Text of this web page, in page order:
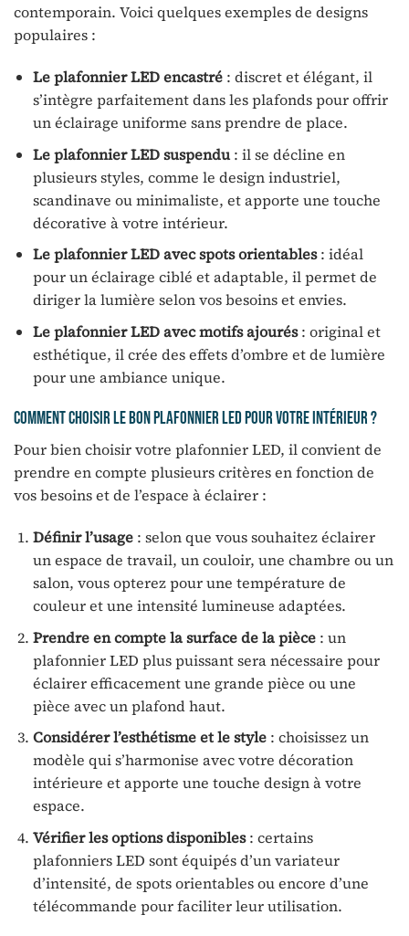
contemporain. Voici quelques exemples de designs
populaires :
Le plafonnier LED encastré: discret et élégant, il
s’intègre parfaitement dans les plafonds pour offrir
un éclairage uniforme sans prendre de place.
Le plafonnier LED suspendu: il se décline en
plusieurs styles, comme le design industriel,
scandinave ou minimaliste, et apporte une touche
décorative à votre intérieur.
Le plafonnier LED avec spots orientables: idéal
pour un éclairage ciblé et adaptable, il permet de
diriger la lumière selon vos besoins et envies.
Le plafonnier LED avec motifs ajourés: original et
esthétique, il crée des effets d’ombre et de lumière
pour une ambiance unique.
Comment choisir le bon plafonnier LED pour votre intérieur ?
Pour bien choisir votre plafonnier LED, il convient de
prendre en compte plusieurs critères en fonction de
vos besoins et de l’espace à éclairer :
Définir l’usage: selon que vous souhaitez éclairer
un espace de travail, un couloir, une chambre ou un
salon, vous opterez pour une température de
couleur et une intensité lumineuse adaptées.
Prendre en compte la surface de la pièce: un
plafonnier LED plus puissant sera nécessaire pour
éclairer efficacement une grande pièce ou une
pièce avec un plafond haut.
Considérer l’esthétisme et le style: choisissez un
modèle qui s’harmonise avec votre décoration
intérieure et apporte une touche design à votre
espace.
Vérifier les options disponibles: certains
plafonniers LED sont équipés d’un variateur
d’intensité, de spots orientables ou encore d’une
télécommande pour faciliter leur utilisation.